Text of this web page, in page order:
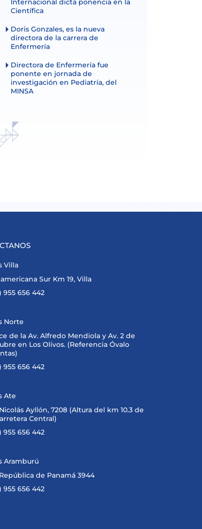
Internacional dicta ponencia en la
Científica
Doris Gonzales, es la nueva
directora de la carrera de
Enfermería
Directora de Enfermería fue
ponente en jornada de
investigación en Pediatría, del
MINSA
Villa
Sur Km 19, Villa
955 656 442
Norte
de la Av. Alfredo Mendiola y Av. 2 de
en Los Olivos. (Referencia Óvalo
955 656 442
Ate
Ayllón, 7208 (Altura del km 10.3 de
Central)
955 656 442
Aramburú
de Panamá 3944
955 656 442